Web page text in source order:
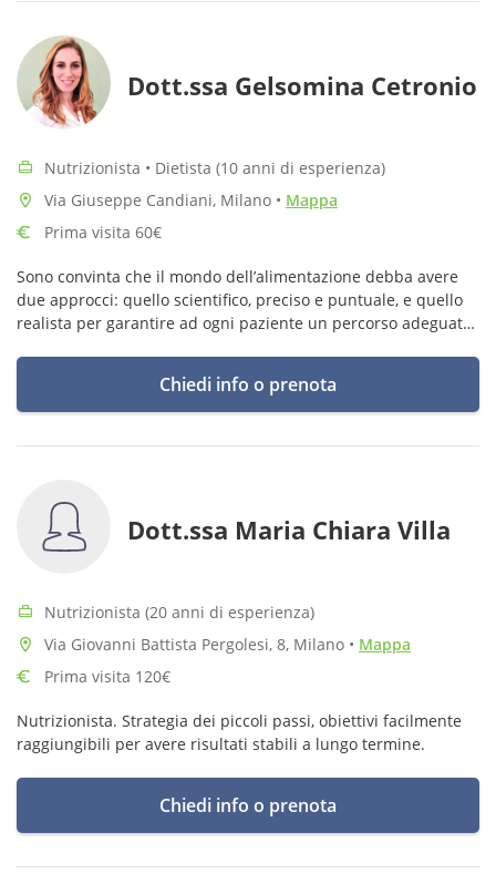
Dott.ssa Gelsomina Cetronio
Nutrizionista • Dietista (10 anni di esperienza)
Via Giuseppe Candiani, Milano • Mappa
Prima visita 60€
Sono convinta che il mondo dell’alimentazione debba avere
due approcci: quello scientifico, preciso e puntuale, e quello
realista per garantire ad ogni paziente un percorso adeguato
Chiedi info o prenota
Dott.ssa Maria Chiara Villa
Nutrizionista (20 anni di esperienza)
Via Giovanni Battista Pergolesi, 8, Milano • Mappa
Prima visita 120€
Nutrizionista. Strategia dei piccoli passi, obiettivi facilmente
raggiungibili per avere risultati stabili a lungo termine.
Chiedi info o prenota